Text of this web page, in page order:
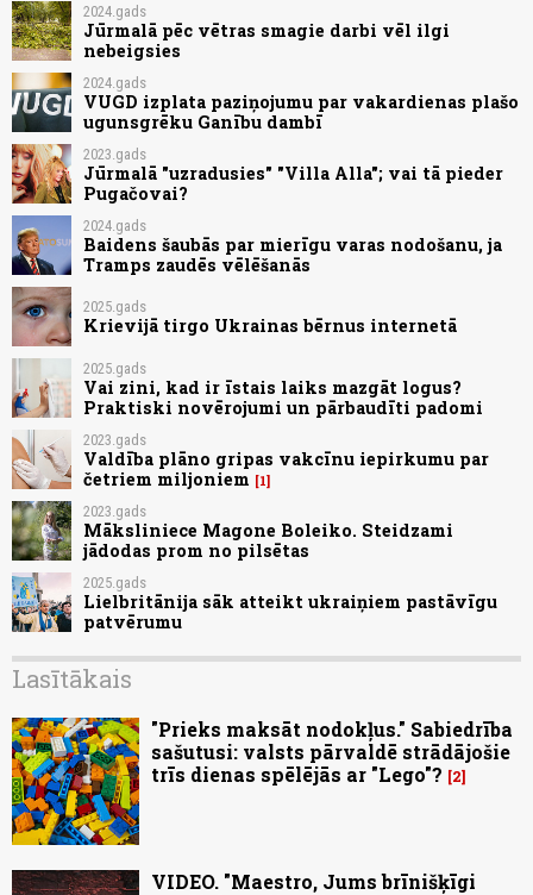
2024.gads
Jūrmalā pēc vētras smagie darbi vēl ilgi
nebeigsies
2024.gads
VUGD izplata paziņojumu par vakardienas plašo
ugunsgrēku Ganību dambī
2023.gads
Jūrmalā "uzradusies" "Villa Alla"; vai tā pieder
Pugačovai?
2024.gads
Baidens šaubās par mierīgu varas nodošanu, ja
Tramps zaudēs vēlēšanās
2025.gads
Krievijā tirgo Ukrainas bērnus internetā
2025.gads
Vai zini, kad ir īstais laiks mazgāt logus?
Praktiski novērojumi un pārbaudīti padomi
2023.gads
Valdība plāno gripas vakcīnu iepirkumu par
četriem miljoniem
1
2023.gads
Māksliniece Magone Boleiko. Steidzami
jādodas prom no pilsētas
2025.gads
Lielbritānija sāk atteikt ukraiņiem pastāvīgu
patvērumu
Lasītākais
"Prieks maksāt nodokļus." Sabiedrība
sašutusi: valsts pārvaldē strādājošie
trīs dienas spēlējās ar "Lego"?
2
VIDEO. "Maestro, Jums brīnišķīgi